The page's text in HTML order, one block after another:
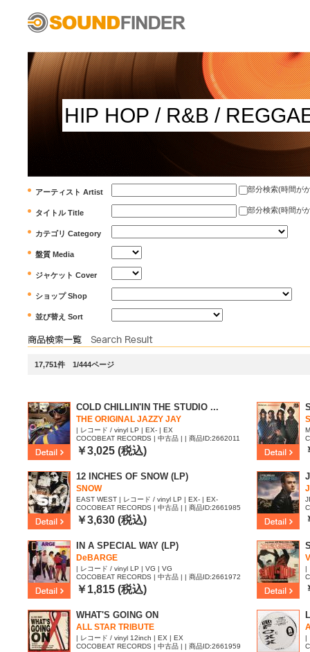
アーティスト Artist 部分検索(時間が
タイトル Title 部分検索(時間が
カテゴリ Category
盤質 Media
ジャケット Cover
ショップ Shop
並び替え Sort
17,751件 1/444ページ
COLD CHILLIN'IN THE STUDIO ...
THE ORIGINAL JAZZY JAY
| レコード / vinyl LP | EX- | EX
COCOBEAT RECORDS | 中古品 | | 商品ID:2662011
￥3,025 (税込)
12 INCHES OF SNOW (LP)
SNOW
EAST WEST | レコード / vinyl LP | EX- | EX-
COCOBEAT RECORDS | 中古品 | | 商品ID:2661985
￥3,630 (税込)
IN A SPECIAL WAY (LP)
DeBARGE
| レコード / vinyl LP | VG | VG
COCOBEAT RECORDS | 中古品 | | 商品ID:2661972
￥1,815 (税込)
|
WHAT'S GOING ON
ALL STAR TRIBUTE
| レコード / vinyl 12inch | EX | EX
COCOBEAT RECORDS | 中古品 | | 商品ID:2661959
|